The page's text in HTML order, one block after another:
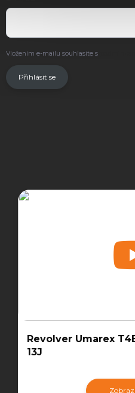
Vložením e-mailu souhlasíte s
Přihlásit se
Revolver Umarex
13J